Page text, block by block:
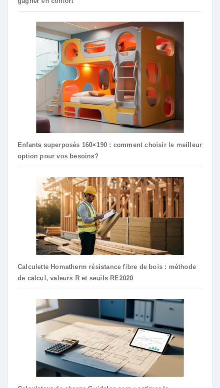
Enfants superposés 160×190 : comment choisir le meilleur
option pour vos besoins?
Calculette Homatherm résistance fibre de bois : méthode
de calcul, valeurs R et seuils RE2020